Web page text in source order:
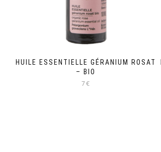
HUILE ESSENTIELLE GÉRANIUM ROSAT
– BIO
7€